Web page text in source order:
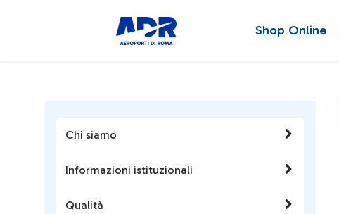
Shop Online
Chi siamo
Informazioni istituzionali
Qualità